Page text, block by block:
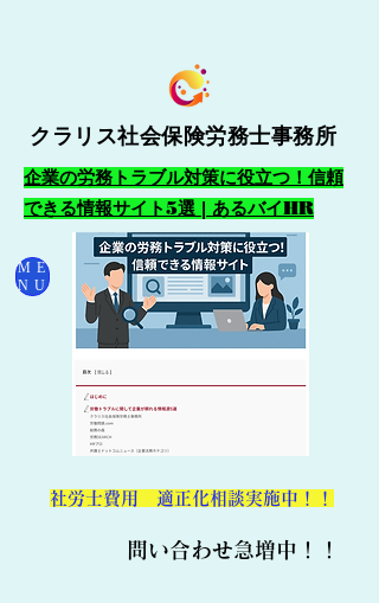
クラリス社会保険労務士事務所
企業の労務トラブル対策に役立つ！信頼
できる情報サイト5選 | あるバイHR
ME
NU
​社労士費用 適正化相談実施中！！
​問い合わせ急増中！！